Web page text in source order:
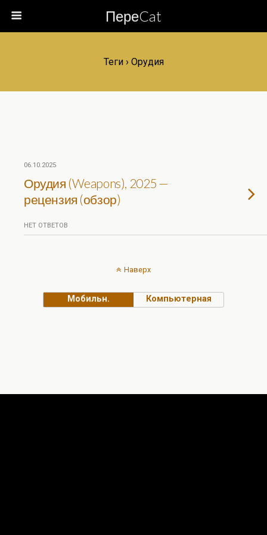
ПереCat
Теги › Орудия
06.10.2025
Орудия (Weapons), 2025 —
рецензия (обзор)
НЕТ ОТВЕТОВ
Наверх
Мобильн. Компьютерная